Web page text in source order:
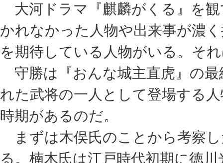
大河ドラマ『麒麟がくる』を
かれなかった人物や出来事が濃
を期待している人物がいる。そ
守勝は『おんな城主直虎』の
れた武将の一人として登場する
時期があるのだ。
まずは木俣氏のことから考察
る。楠木氏は江戸時代初期に徳